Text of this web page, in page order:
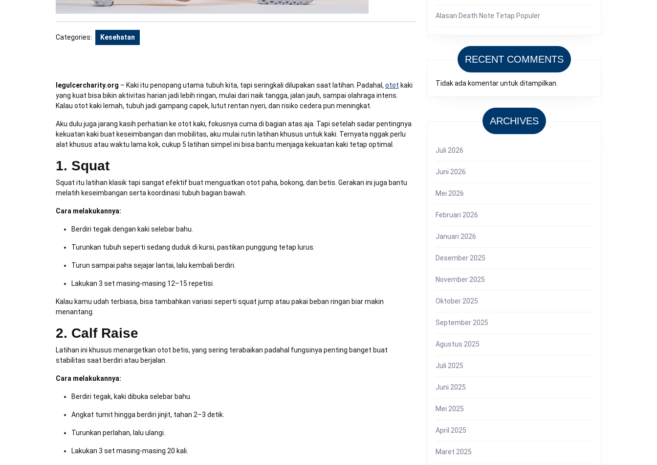
Categories: Kesehatan
legulcercharity.org – Kaki itu penopang utama tubuh kita, tapi seringkali dilupakan saat latihan. Padahal, otot kaki
yang kuat bisa bikin aktivitas harian jadi lebih ringan, mulai dari naik tangga, jalan jauh, sampai olahraga intens.
Kalau otot kaki lemah, tubuh jadi gampang capek, lutut rentan nyeri, dan risiko cedera pun meningkat.
Aku dulu juga jarang kasih perhatian ke otot kaki, fokusnya cuma di bagian atas aja. Tapi setelah sadar pentingnya
kekuatan kaki buat keseimbangan dan mobilitas, aku mulai rutin latihan khusus untuk kaki. Ternyata nggak perlu
alat khusus atau waktu lama kok, cukup 5 latihan simpel ini bisa bantu menjaga kekuatan kaki tetap optimal.
1. Squat
Squat itu latihan klasik tapi sangat efektif buat menguatkan otot paha, bokong, dan betis. Gerakan ini juga bantu
melatih keseimbangan serta koordinasi tubuh bagian bawah.
Cara melakukannya:
Berdiri tegak dengan kaki selebar bahu.
Turunkan tubuh seperti sedang duduk di kursi, pastikan punggung tetap lurus.
Turun sampai paha sejajar lantai, lalu kembali berdiri.
Lakukan 3 set masing-masing 12–15 repetisi.
Kalau kamu udah terbiasa, bisa tambahkan variasi seperti squat jump atau pakai beban ringan biar makin
menantang.
2. Calf Raise
Latihan ini khusus menargetkan otot betis, yang sering terabaikan padahal fungsinya penting banget buat
stabilitas saat berdiri atau berjalan.
Cara melakukannya:
Berdiri tegak, kaki dibuka selebar bahu.
Angkat tumit hingga berdiri jinjit, tahan 2–3 detik.
Turunkan perlahan, lalu ulangi.
Lakukan 3 set masing-masing 20 kali.
Alasan Death Note Tetap Populer
RECENT COMMENTS
Tidak ada komentar untuk ditampilkan.
ARCHIVES
Juli 2026
Juni 2026
Mei 2026
Februari 2026
Januari 2026
Desember 2025
November 2025
Oktober 2025
September 2025
Agustus 2025
Juli 2025
Juni 2025
Mei 2025
April 2025
Maret 2025